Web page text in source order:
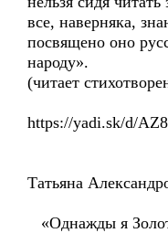
все, наверняка,
посвящено оно
народу».
(читает
https://yadi.sk/d/
Татьяна
«Однажды я